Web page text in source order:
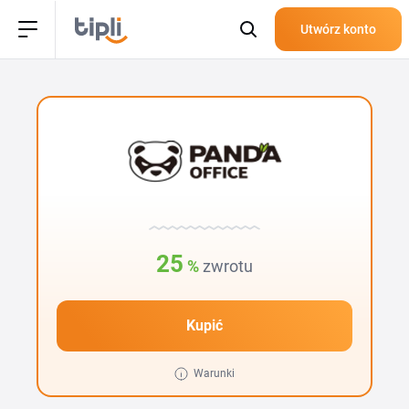
Utwórz konto
25 % zwrotu
Kupić
Warunki